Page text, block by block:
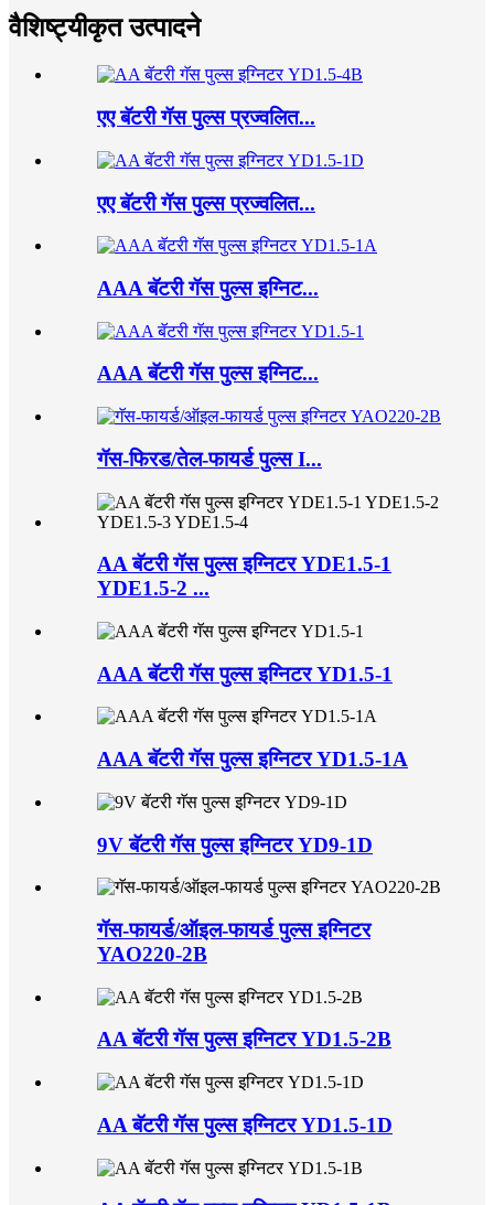
वैशिष्ट्यीकृत उत्पादने
एए बॅटरी गॅस पुल्स प्रज्वलित...
एए बॅटरी गॅस पुल्स प्रज्वलित...
AAA बॅटरी गॅस पुल्स इग्निट...
AAA बॅटरी गॅस पुल्स इग्निट...
गॅस-फिरड/तेल-फायर्ड पुल्स I...
AA बॅटरी गॅस पुल्स इग्निटर YDE1.5-1
YDE1.5-2 ...
AAA बॅटरी गॅस पुल्स इग्निटर YD1.5-1
AAA बॅटरी गॅस पुल्स इग्निटर YD1.5-1A
9V बॅटरी गॅस पुल्स इग्निटर YD9-1D
गॅस-फायर्ड/ऑइल-फायर्ड पुल्स इग्निटर
YAO220-2B
AA बॅटरी गॅस पुल्स इग्निटर YD1.5-2B
AA बॅटरी गॅस पुल्स इग्निटर YD1.5-1D